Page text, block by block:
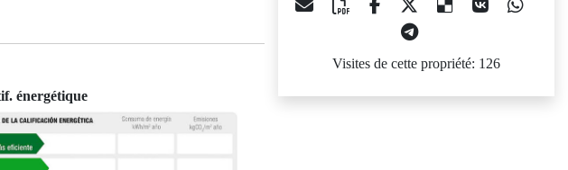
énergétique
Visites de cette propriété: 126